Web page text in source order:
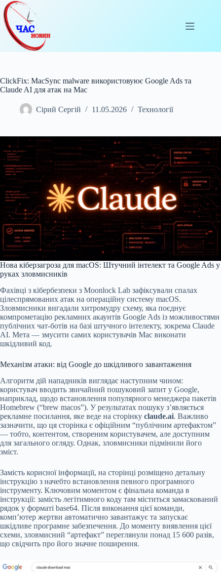
Перейти
до
вмісту
ClickFix: MacSync malware використовуює Google Ads та
Claude AI для атак на Mac
Сірий Сергій 11.05.2026 Технології
Нова кіберзагроза для macOS: Штучний інтелект та Google Ads у
руках зловмисників
Фахівці з кібербезпеки з Moonlock Lab зафіксували спалах
цілеспрямованих атак на операційну систему macOS.
Зловмисники вигадали хитромудру схему, яка поєднує
компрометацію рекламних акаунтів Google Ads із можливостями
публічних чат-ботів на базі штучного інтелекту, зокрема Claude
AI. Мета — змусити самих користувачів Mac виконати
шкідливий код.
Механізм атаки: від Google до шкідливого завантаження
Алгоритм дій нападників виглядає наступним чином:
користувач вводить звичайний пошуковий запит у Google,
наприклад, щодо встановлення популярного менеджера пакетів
Homebrew (“brew macos”). У результатах пошуку з’являється
рекламне посилання, яке веде на сторінку claude.ai. Важливо
зазначити, що ця сторінка є офіційним “публічним артефактом”
— тобто, контентом, створеним користувачем, але доступним
для загального огляду. Однак, зловмисники підмінили його
зміст.
Замість корисної інформації, на сторінці розміщено детальну
інструкцію з начебто встановлення певного програмного
інструменту. Ключовим моментом є фінальна команда в
інструкції: замість легітимного коду там міститься замаскований
рядок у форматі base64. Після виконання цієї команди,
комп’ютер жертви автоматично завантажує та запускає
шкідливе програмне забезпечення. До моменту виявлення цієї
схеми, зловмисний “артефакт” переглянули понад 15 600 разів,
що свідчить про його значне поширення.